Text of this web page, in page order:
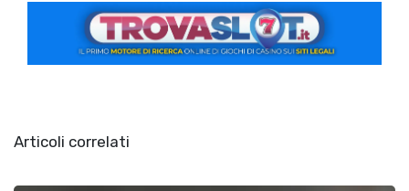
Articoli correlati